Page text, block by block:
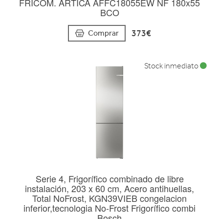
FRICOM. ARTICA AFFC18055EW NF 180x55
BCO
Comprar 373€
Serie 4, Frigorífico combinado de libre
instalación, 203 x 60 cm, Acero antihuellas,
Total NoFrost, KGN39VIEB congelacion
inferior,tecnologia No-Frost Frigorífico combi
Stock inmediato